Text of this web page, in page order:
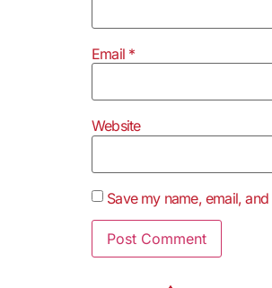
Email *
Website
Save my name, email,